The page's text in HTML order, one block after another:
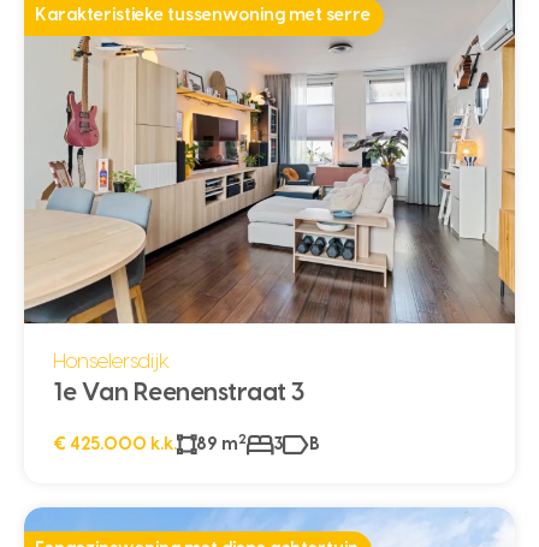
Karakteristieke tussenwoning met serre
Honselersdijk
1e Van Reenenstraat 3
€ 425.000 k.k. 89 m2 3 B